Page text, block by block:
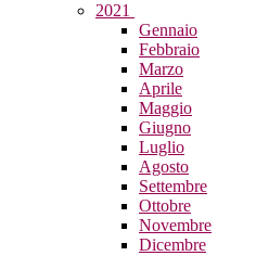
2021
Gennaio
Febbraio
Marzo
Aprile
Maggio
Giugno
Luglio
Agosto
Settembre
Ottobre
Novembre
Dicembre